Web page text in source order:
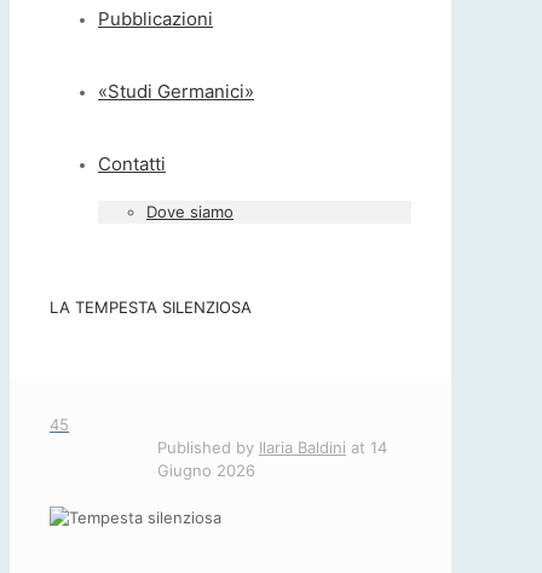
Pubblicazioni
«Studi Germanici»
Contatti
Dove siamo
LA TEMPESTA SILENZIOSA
45
Published by Ilaria Baldini at 14
Giugno 2026